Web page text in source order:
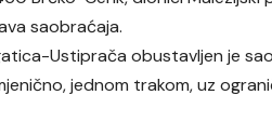
saobraćaja.
Ustiprača obustavljen je
jednom trakom, uz